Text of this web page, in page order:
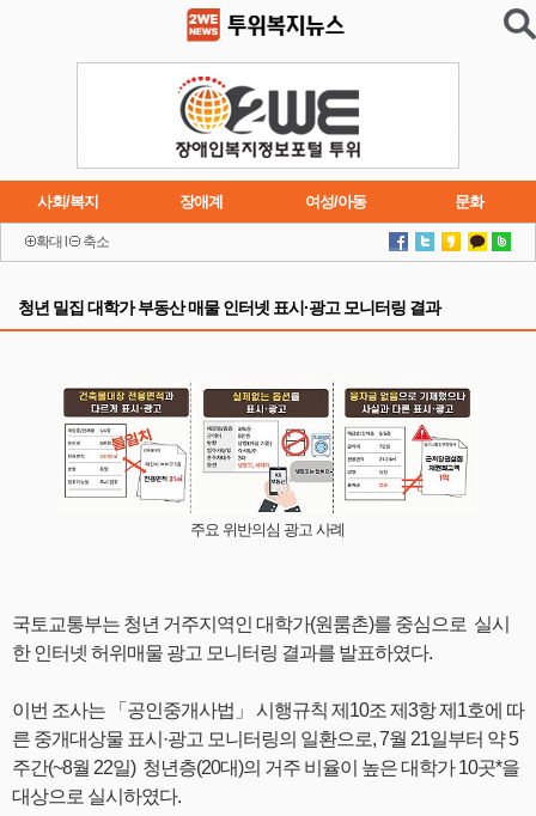
사회/복지 장애계 여성/아동 문화
이슈 연재소설
확대 축소
청년 밀집 대학가 부동산 매물 인터넷 표시·광고 모니터링 결과
주요 위반의심 광고 사례
국토교통부는 청년 거주지역인 대학가(원룸촌)를 중심으로 실시
한 인터넷 허위매물 광고 모니터링 결과를 발표하였다.
이번 조사는 「공인중개사법」 시행규칙 제10조 제3항 제1호에 따
른 중개대상물 표시·광고 모니터링의 일환으로, 7월 21일부터 약 5
주간(~8월 22일) 청년층(20대)의 거주 비율이 높은 대학가 10곳*을
대상으로 실시하였다.